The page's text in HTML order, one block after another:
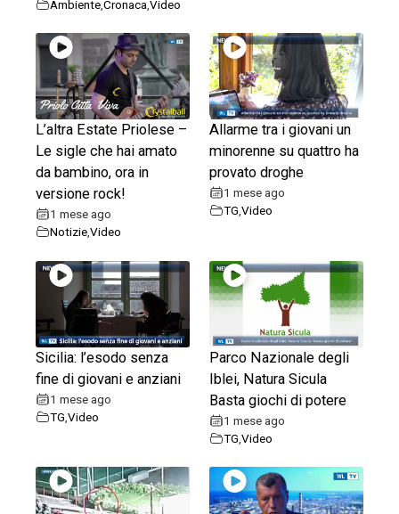
AmbienteCronaca Video
L’altra Estate Priolese –
Le sigle che hai amato
da bambino, ora in
versione rock!
1 mese ago
NotizieVideo
Allarme tra i giovani un
minorenne su quattro ha
provato droghe
1 mese ago
TG ,Video
Sicilia: l’esodo senza
fine di giovani e anziani
1 mese ago
TG Video
Parco Nazionale degli
Iblei, Natura Sicula
Basta giochi di potere
1 mese ago
TG ,Video